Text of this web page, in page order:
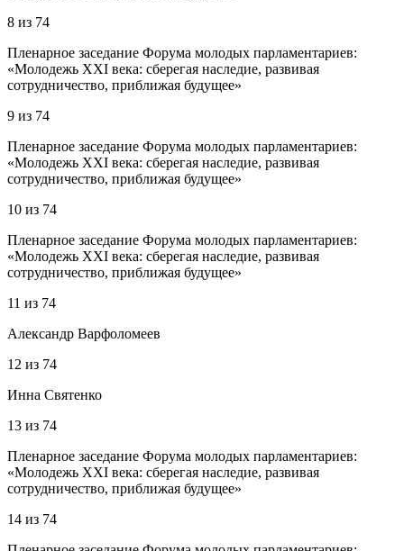
8 из 74
Пленарное заседание Форума молодых парламентариев:
«Молодежь XXI века: сберегая наследие, развивая
сотрудничество, приближая будущее»
9 из 74
Пленарное заседание Форума молодых парламентариев:
«Молодежь XXI века: сберегая наследие, развивая
сотрудничество, приближая будущее»
10 из 74
Пленарное заседание Форума молодых парламентариев:
«Молодежь XXI века: сберегая наследие, развивая
сотрудничество, приближая будущее»
11 из 74
Александр Варфоломеев
12 из 74
Инна Святенко
13 из 74
Пленарное заседание Форума молодых парламентариев:
«Молодежь XXI века: сберегая наследие, развивая
сотрудничество, приближая будущее»
14 из 74